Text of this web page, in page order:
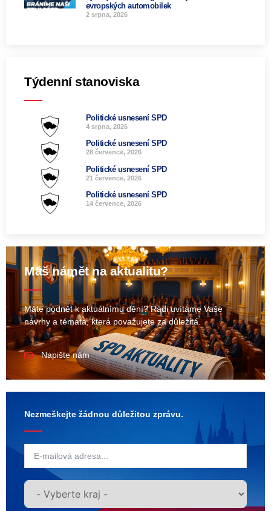
evropských automobilek
2 srpna, 2026
Týdenní stanoviska
Politické usnesení SPD
4 srpna, 2026
Politické usnesení SPD
28 července, 2026
Politické usnesení SPD
21 července, 2026
Politické usnesení SPD
14 července, 2026
Máš námět na aktualitu?
Máte podnět k aktuálnímu dění? Rádi uvítáme Vaše
návrhy a témata, která považujete za důležitá.
Napište nám
Nezmeškejte žádnou důležitou zprávu.